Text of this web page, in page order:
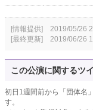
[情報提供] 2019/05/26
[最終更新] 2019/06/26
この公演に関するツ
初日1週間前から「団体名
す。